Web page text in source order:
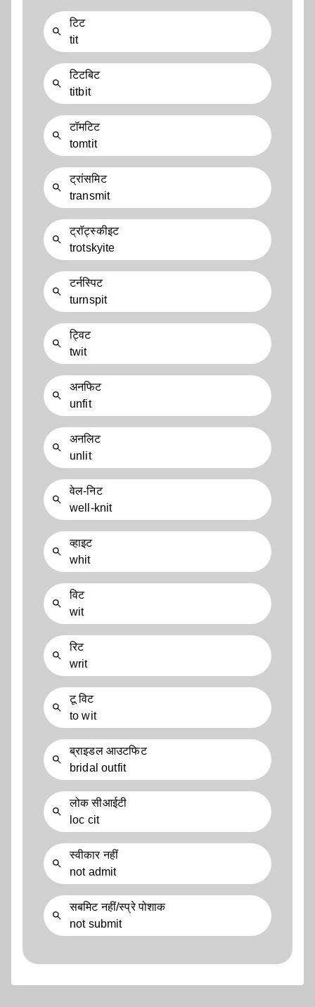
टिट
tit
टिटबिट
titbit
टॉमटिट
tomtit
ट्रांसमिट
transmit
ट्रॉट्स्कीइट
trotskyite
टर्नस्पिट
turnspit
ट्विट
twit
अनफिट
unfit
अनलिट
unlit
वेल-निट
well-knit
व्हाइट
whit
विट
wit
रिट
writ
टू विट
to wit
ब्राइडल आउटफिट
bridal outfit
लोक सीआईटी
loc cit
स्वीकार नहीं
not admit
सबमिट नहीं/स्प्रे पोशाक
not submit